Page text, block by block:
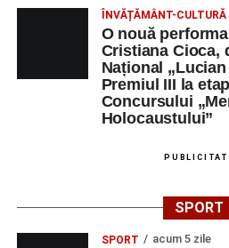
ÎNVĂȚĂMÂNT-CULTURĂ
O nouă
Cristiana Cioca,
Național
Premiul III la
Concursului
Holocaustului”
SPORT
SPORT acum 5 zile